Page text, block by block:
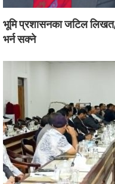
भूमि प्रशासनका जटिल
भर्न सक्ने